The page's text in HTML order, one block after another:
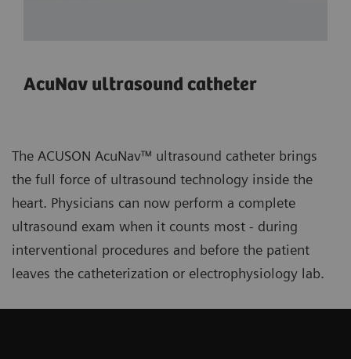
AcuNav ultrasound catheter
The ACUSON AcuNav™ ultrasound catheter brings
the full force of ultrasound technology inside the
heart. Physicians can now perform a complete
ultrasound exam when it counts most - during
interventional procedures and before the patient
leaves the catheterization or electrophysiology lab.